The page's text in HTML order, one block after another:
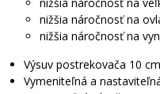
nižšia náročnosť na
nižšia náročnosť na
Výsuv postrekovača 10
Vymeniteľná a